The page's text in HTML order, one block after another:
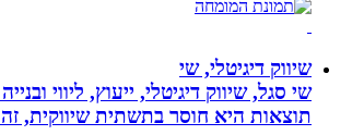
שיווק דיגיטלי, שי
שי סגל, שיווק דיגיטלי, ייעוץ, ליווי
תוצאות היא חוסר בתשתית שיווקית,